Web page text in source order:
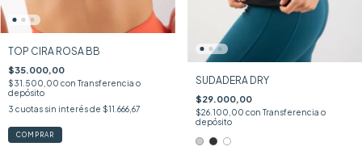
TOP CIRA ROSA BB
$35.000,00
$31.500,00 con Transferencia o
depósito
3 cuotas sin interés de $11.666,67
COMPRAR
SUDADERA DRY
$29.000,00
$26.100,00 con Transferencia o
depósito